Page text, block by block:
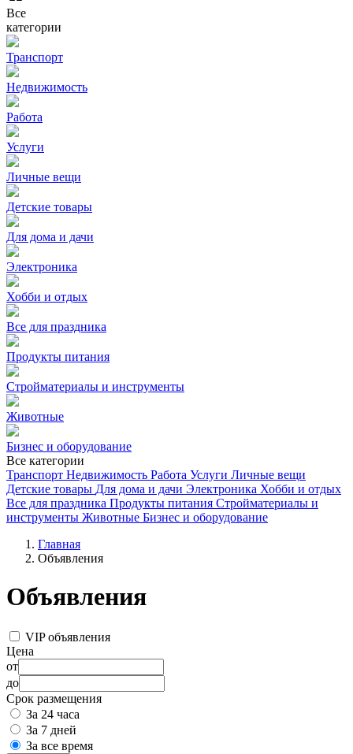
Все
категории
Транспорт
Недвижимость
Работа
Услуги
Личные вещи
Детские товары
Для дома и дачи
Электроника
Хобби и отдых
Все для праздника
Продукты питания
Стройматериалы и инструменты
Животные
Бизнес и оборудование
Все категории
Транспорт Недвижимость Работа Услуги Личные вещи
Детские товары Для дома и дачи Электроника Хобби и отдых
Все для праздника Продукты питания Стройматериалы и
инструменты Животные Бизнес и оборудование
Главная
Объявления
Объявления
VIP объявления
Цена
от
до
Срок размещения
За 24 часа
За 7 дней
За все время